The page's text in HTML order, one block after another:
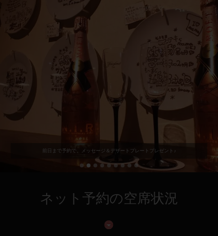
前日まで予約で、メッセージ＆デザートプレートプレゼント♪
ネット予約の空席状況